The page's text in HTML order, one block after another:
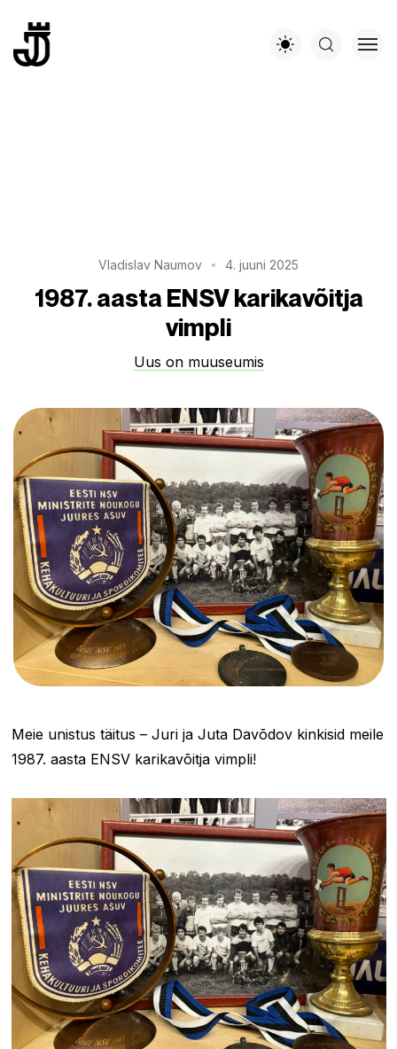
Vladislav Naumov 4. juuni 2025
1987. aasta ENSV karikavõitja
vimpli
Uus on muuseumis
Meie unistus täitus – Juri ja Juta Davõdov kinkisid meile
1987. aasta ENSV karikavõitja vimpli!